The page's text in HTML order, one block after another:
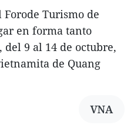
Turismo de
en forma tanto
9 al 14 de octubre,
de Quang
VNA